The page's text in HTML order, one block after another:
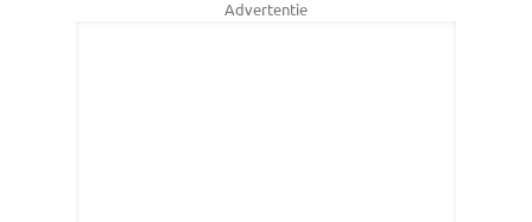
Advertentie